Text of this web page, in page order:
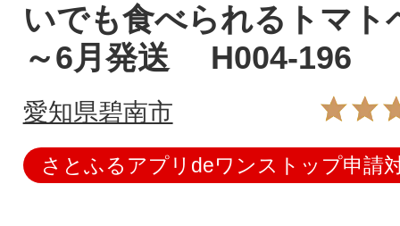
いでも食べられるトマト
～6月発送 H004-196
愛知県碧南市
さとふるアプリdeワンストップ申請